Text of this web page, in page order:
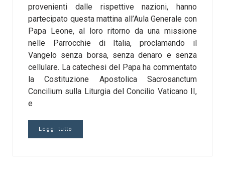
provenienti dalle rispettive nazioni, hanno
partecipato questa mattina all’Aula Generale con
Papa Leone, al loro ritorno da una missione
nelle Parrocchie di Italia, proclamando il
Vangelo senza borsa, senza denaro e senza
cellulare. La catechesi del Papa ha commentato
la Costituzione Apostolica Sacrosanctum
Concilium sulla Liturgia del Concilio Vaticano II,
e
Leggi tutto